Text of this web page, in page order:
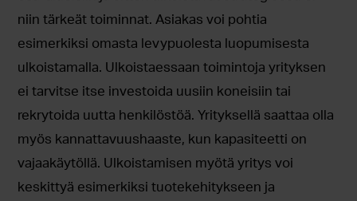
niin tärkeät toiminnat. Asiakas voi pohtia
esimerkiksi omasta levypuolesta luopumisesta
ulkoistamalla. Ulkoistaessaan toimintoja yrityksen
ei tarvitse itse investoida uusiin koneisiin tai
rekrytoida uutta henkilöstöä. Yrityksellä saattaa olla
myös kannattavuushaaste, kun kapasiteetti on
vajaakäytöllä. Ulkoistamisen myötä yritys voi
keskittyä esimerkiksi tuotekehitykseen ja